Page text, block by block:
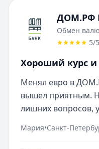
ДОМ.РФ
Обмен
5/5
Хороший курс
Менял евро в
вышел приятным.
лишних вопросов,
Мария•Санкт-